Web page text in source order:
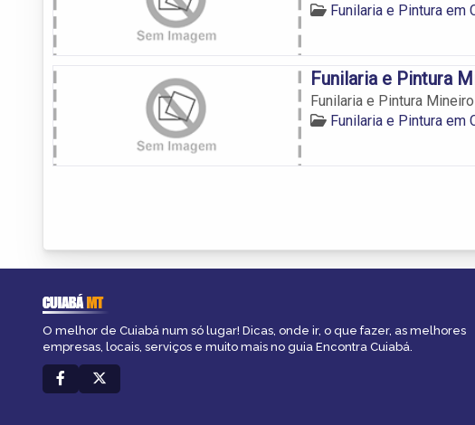
Funilaria e Pintura em
Funilaria e Pintura
Funilaria e Pintura Mineiro
Funilaria e Pintura em
CUIABÁMT
O melhor de Cuiabá num só lugar! Dicas, onde ir, o que fazer, as melhores
empresas, locais, serviços e muito mais no guia Encontra Cuiabá.